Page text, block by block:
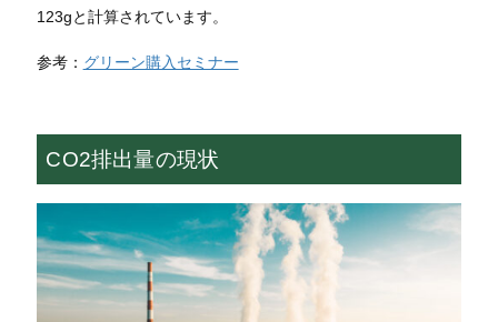
123gと計算されています。
参考： グリーン購入セミナー
CO2排出量の現状